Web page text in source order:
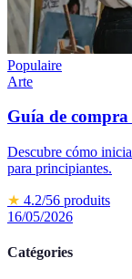
Populaire
Arte
Guía de
Descubre cómo
para principiantes.
★ 4.2/56 produits
16/05/2026
Catégories